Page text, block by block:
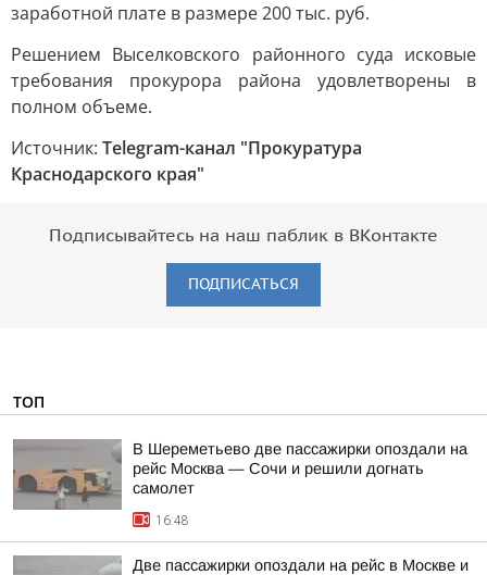
заработной плате в размере 200 тыс. руб.
Решением Выселковского районного суда исковые
требования прокурора района удовлетворены в
полном объеме.
Источник: Telegram-канал "Прокуратура
Краснодарского края"
Подписывайтесь на наш паблик в ВКонтакте
ПОДПИСАТЬСЯ
ТОП
В Шереметьево две пассажирки опоздали на
рейс Москва — Сочи и решили догнать
самолет
16:48
Две пассажирки опоздали на рейс в Москве и